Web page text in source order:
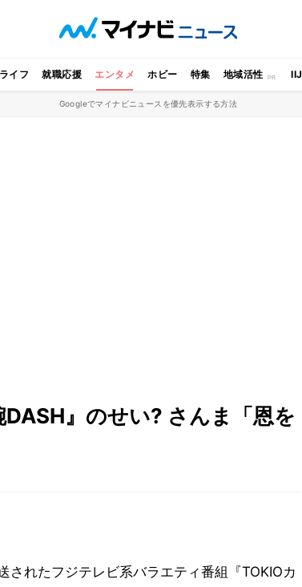
イフ 就職応援 エンタメ ホビー 特集 地域活性 IIJ
Googleでマイナビニュースを優先表示する方法
DASH』のせい? さんま「恩を
されたフジテレビ系バラエティ番組『TOKIOカ